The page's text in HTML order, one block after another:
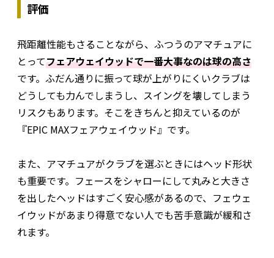
評価
飛距離性能もさることながら、ふつうのアマチュアに
とってフェアウェイウッドで一番大事なのは球の高さ
です。ふだん通りに振って球が上がりにくいクラブは
どうしても力んでしまうし、スイングを壊してしまう
リスクもあります。そこをきちんと抑えているのが
『EPIC MAXフェアウェイウッド』です。
また、アマチュアがクラブを選ぶときにはヘッド形状
も重要です。フェースをシャローにして丸みと大きさ
を出したヘッドはすごく安心感があるので、フェウェ
イウッドがあまり得意でない人でも苦手意識が緩和さ
れます。